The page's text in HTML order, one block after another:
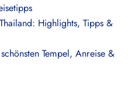
Highlights, Tipps &
Tempel, Anreise &